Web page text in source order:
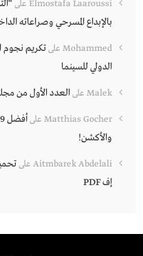
Elmostafa Laaroussi على
بالإبداع المسرحي وصراعاته
Mohammed علىتكريم نجوم
الدولي للسينما
Malek علىالعدد الأول من
Matthias Gocher على
والأكشن!
Aitmbarek Abdelali على
إف PDF